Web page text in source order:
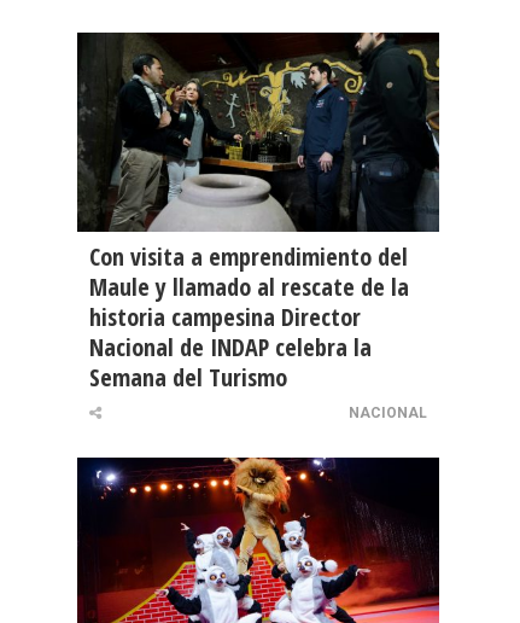
Con visita a emprendimiento del
Maule y llamado al rescate de la
historia campesina Director
Nacional de INDAP celebra la
Semana del Turismo
NACIONAL